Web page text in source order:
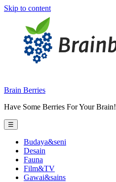
Skip to content
Brain Berries
Have Some Berries For Your Brain!
☰
Budaya&seni
Desain
Fauna
Film&TV
Gawai&sains